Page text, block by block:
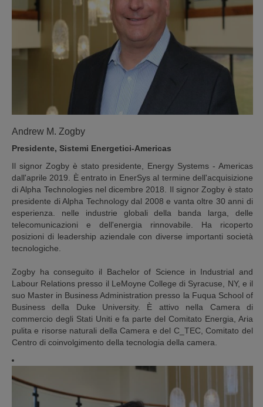
Andrew M. Zogby
Presidente, Sistemi Energetici-Americas
Il signor Zogby è stato presidente, Energy Systems - Americas
dall'aprile 2019. È entrato in EnerSys al termine dell'acquisizione
di Alpha Technologies nel dicembre 2018. Il signor Zogby è stato
presidente di Alpha Technology dal 2008 e vanta oltre 30 anni di
esperienza. nelle industrie globali della banda larga, delle
telecomunicazioni e dell'energia rinnovabile. Ha ricoperto
posizioni di leadership aziendale con diverse importanti società
tecnologiche.
Zogby ha conseguito il Bachelor of Science in Industrial and
Labour Relations presso il LeMoyne College di Syracuse, NY, e il
suo Master in Business Administration presso la Fuqua School of
Business della Duke University. È attivo nella Camera di
commercio degli Stati Uniti e fa parte del Comitato Energia, Aria
pulita e risorse naturali della Camera e del C_TEC, Comitato del
Centro di coinvolgimento della tecnologia della camera.